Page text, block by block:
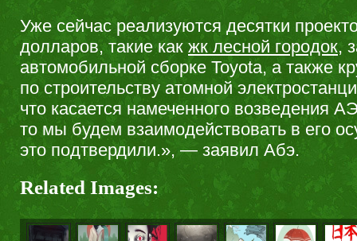
Уже сейчас реализуются десятки
долларов, такие как жк лесной городок,
автомобильной сборке Toyota, а также
по строительству атомной
что касается намеченного возведения
то мы будем взаимодействовать в его
это подтвердили.», — заявил Абэ.
Related Images: